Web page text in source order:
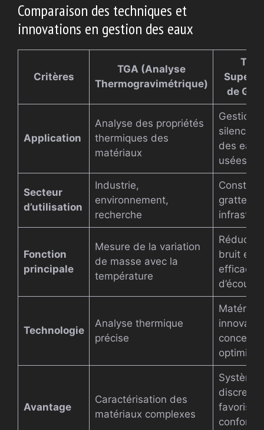
Comparaison des techniques et
innovations en gestion des eaux
Critères
TGA (Analyse
Thermogravimétrique)
de
Application
Analyse des propriétés
thermiques des
matériaux
Gestion
des eaux
usées
Secteur
d’utilisation
Industrie,
environnement,
recherche
gratte-
Fonction
principale
Mesure de la variation
de masse avec la
température
bruit et
efficacité
Technologie
Analyse thermique
précise
optimisée
Avantage
Caractérisation des
matériaux complexes
Système
discret,
confort